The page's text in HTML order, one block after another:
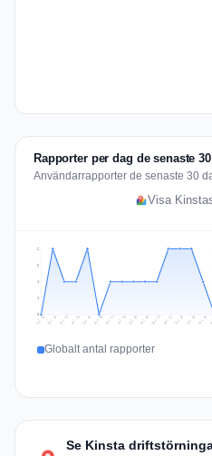
Rapporter per dag de senaste
Användarrapporter de senaste 30
Visa
1
1
2
2
Jul 11 Jul 12 Jul 13 Jul 14 Jul 15 Jul 16 Jul 17 Jul 18 Jul 19 Jul 20 Jul 21 Jul 22 Jul 23 Jul 24 Jul 25
Globalt antal rapporter
Se Kinsta